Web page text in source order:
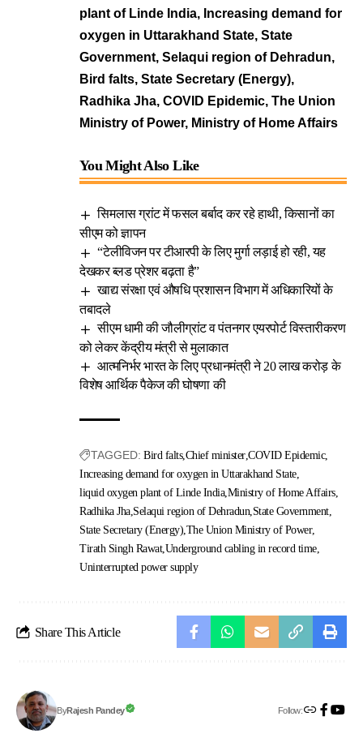
plant of Linde India, Increasing demand for
oxygen in Uttarakhand State, State
Government, Selaqui region of Dehradun,
Bird falts, State Secretary (Energy),
Radhika Jha, COVID Epidemic, The Union
Ministry of Power, Ministry of Home Affairs
You Might Also Like
सिमलास ग्रांट में फसल बर्बाद कर रहे हाथी, किसानों का
सीएम को ज्ञापन
“टेलीविजन पर टीआरपी के लिए मुर्गा लड़ाई हो रही, यह
देखकर ब्लड प्रेशर बढ़ता है”
खाद्य संरक्षा एवं औषधि प्रशासन विभाग में अधिकारियों के
तबादले
सीएम धामी की जौलीग्रांट व पंतनगर एयरपोर्ट विस्तारीकरण
को लेकर केंद्रीय मंत्री से मुलाकात
आत्मनिर्भर भारत के लिए प्रधानमंत्री ने 20 लाख करोड़ के
विशेष आर्थिक पैकेज की घोषणा की
TAGGED: Bird falts Chief minister COVID Epidemic
Increasing demand for oxygen in Uttarakhand State
liquid oxygen plant of Linde India Ministry of Home Affairs
Radhika Jha Selaqui region of Dehradun State Government
State Secretary (Energy) The Union Ministry of Power
Tirath Singh Rawat Underground cabling in record time
Uninterrupted power supply
Share This Article
ByRajesh Pandey Follow: